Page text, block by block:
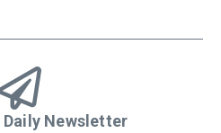
Daily Newsletter